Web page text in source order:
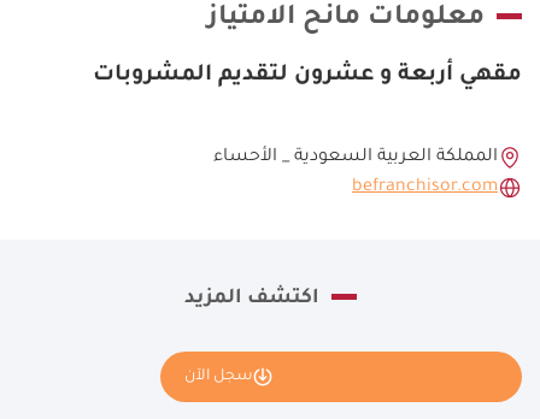
معلومات مانح الامتياز
مقهي أربعة و عشرون لتقديم المشروبات
المملكة العربية السعودية _ الأحساء
befranchisor.com
اكتشف المزيد
سجل الآن